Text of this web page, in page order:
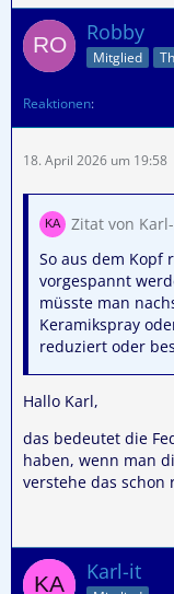
Robby
Mitglied
Reaktionen
18. April 2026 um 19:58
Zitat von
So aus dem Kopf
vorgespannt
müsste man
Keramikspray
reduziert oder
Hallo Karl,
das bedeutet die
haben, wenn man
verstehe das schon
Karl-it